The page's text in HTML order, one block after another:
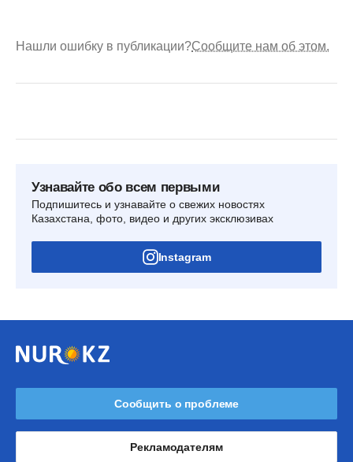
Нашли ошибку в публикации?Сообщите нам об этом.
Узнавайте обо всем первыми
Подпишитесь и узнавайте о свежих новостях
Казахстана, фото, видео и других эксклюзивах
Instagram
Сообщить о проблеме
Рекламодателям